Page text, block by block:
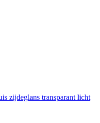
zijdeglans transparant licht